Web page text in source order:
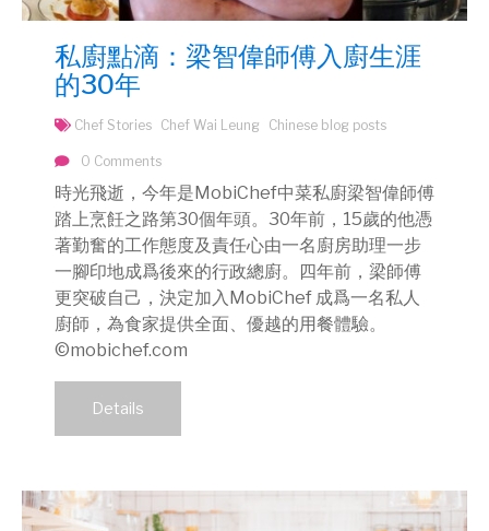
私廚點滴：梁智偉師傅入廚生涯
的30年
Chef Stories Chef Wai Leung Chinese blog posts
0 Comments
時光飛逝，今年是MobiChef中菜私廚梁智偉師傅
踏上烹飪之路第30個年頭。30年前，15歲的他憑
著勤奮的工作態度及責任心由一名廚房助理一步
一腳印地成爲後來的行政總廚。四年前，梁師傅
更突破自己，決定加入MobiChef 成爲一名私人
廚師，為食家提供全面、優越的用餐體驗。
©mobichef.com
Details